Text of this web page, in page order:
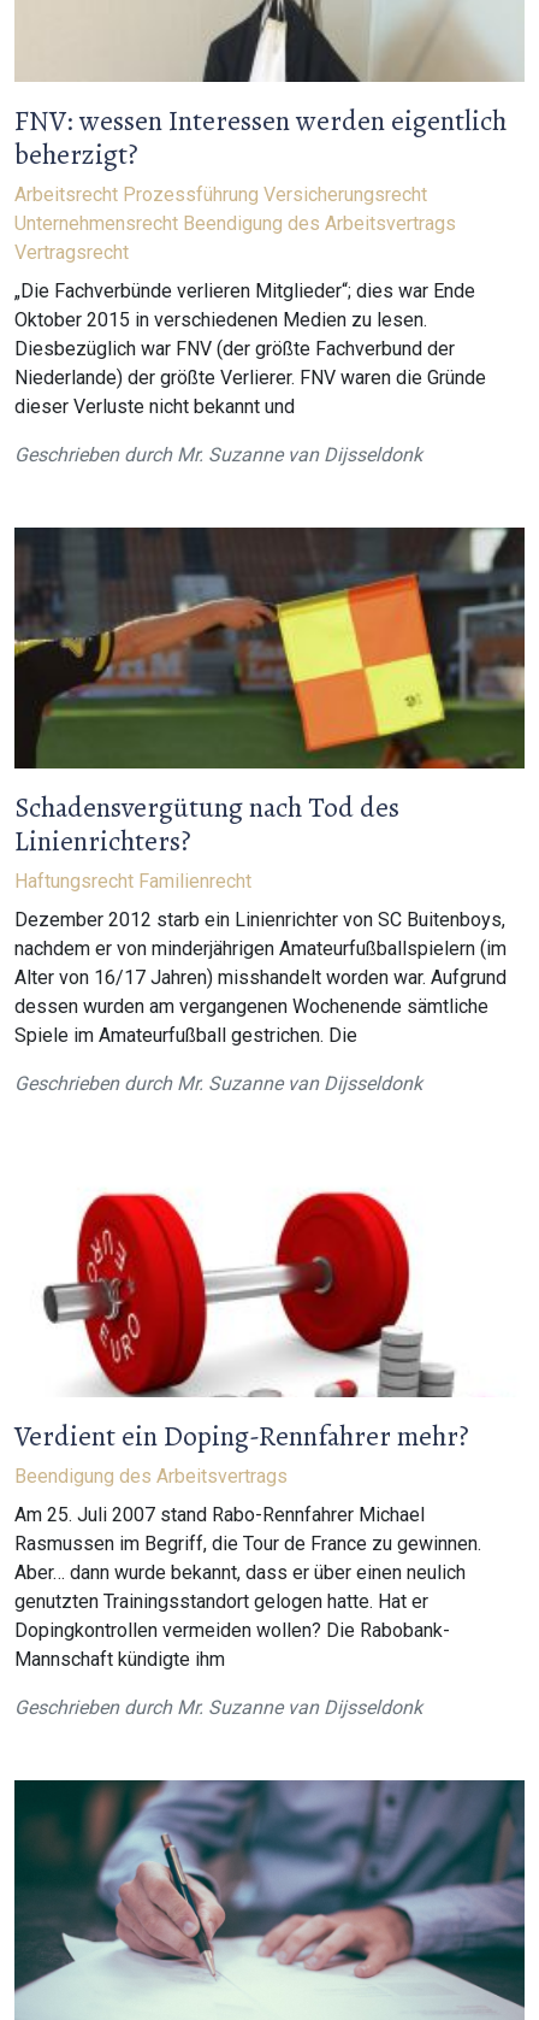
FNV: wessen Interessen werden eigentlich
beherzigt?
Arbeitsrecht Prozessführung Versicherungsrecht
Unternehmensrecht Beendigung des Arbeitsvertrags
Vertragsrecht
„Die Fachverbünde verlieren Mitglieder“; dies war Ende
Oktober 2015 in verschiedenen Medien zu lesen.
Diesbezüglich war FNV (der größte Fachverbund der
Niederlande) der größte Verlierer. FNV waren die Gründe
dieser Verluste nicht bekannt und
Geschrieben durch Mr. Suzanne van Dijsseldonk
Schadensvergütung nach Tod des
Linienrichters?
Haftungsrecht Familienrecht
Dezember 2012 starb ein Linienrichter von SC Buitenboys,
nachdem er von minderjährigen Amateurfußballspielern (im
Alter von 16/17 Jahren) misshandelt worden war. Aufgrund
dessen wurden am vergangenen Wochenende sämtliche
Spiele im Amateurfußball gestrichen. Die
Geschrieben durch Mr. Suzanne van Dijsseldonk
Verdient ein Doping-Rennfahrer mehr?
Beendigung des Arbeitsvertrags
Am 25. Juli 2007 stand Rabo-Rennfahrer Michael
Rasmussen im Begriff, die Tour de France zu gewinnen.
Aber… dann wurde bekannt, dass er über einen neulich
genutzten Trainingsstandort gelogen hatte. Hat er
Dopingkontrollen vermeiden wollen? Die Rabobank-
Mannschaft kündigte ihm
Geschrieben durch Mr. Suzanne van Dijsseldonk